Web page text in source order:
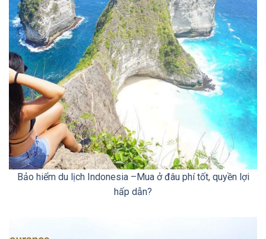
Bảo hiểm du lịch Indonesia –Mua ở đâu phí tốt, quyền lợi
hấp dẫn?